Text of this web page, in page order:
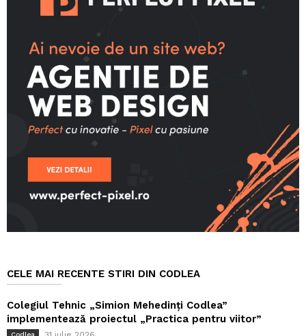
CELE MAI RECENTE STIRI DIN CODLEA
Colegiul Tehnic „Simion Mehedinți Codlea”
implementează proiectul „Practica pentru viitor”
Codlea